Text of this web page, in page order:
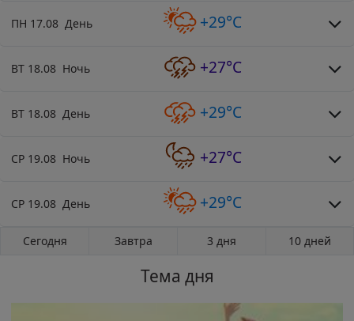
ПН 17.08 День +29°C
ВТ 18.08 Ночь +27°C
ВТ 18.08 День +29°C
СР 19.08 Ночь +27°C
СР 19.08 День +29°C
Сегодня Завтра 3 дня 10 дней
Тема дня